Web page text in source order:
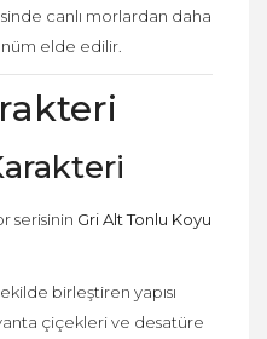
canlı morlardan daha
elde edilir.
serisinin Gri Alt Tonlu Koyu
birleştiren yapısı
çiçekleri ve desatüre